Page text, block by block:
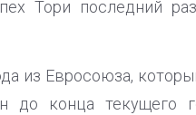
Тори последний
из Евросоюза,
до конца текущего